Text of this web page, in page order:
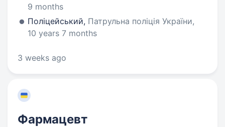
9 months
Поліцейський, Патрульна поліція України,
10 years 7 months
3 weeks ago
Фармацевт